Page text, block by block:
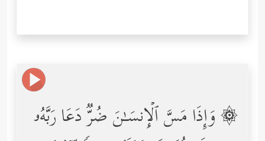
۞ وَإِذَا مَسَّ ٱلۡإِنسَـٰنَ ضُرࣱّ دَعَا رَبَّهُۥ